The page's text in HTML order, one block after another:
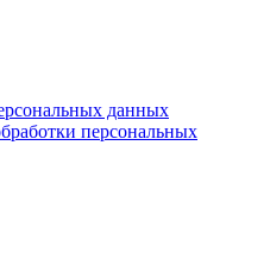
данных
персональных